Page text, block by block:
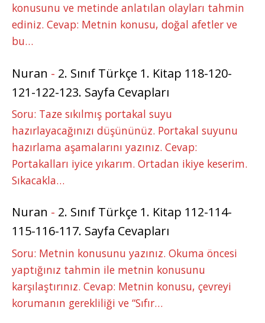
konusunu ve metinde anlatılan olayları tahmin
ediniz. Cevap: Metnin konusu, doğal afetler ve
bu…
Nuran - 2. Sınıf Türkçe 1. Kitap 118-120-
121-122-123. Sayfa Cevapları
Soru: Taze sıkılmış portakal suyu
hazırlayacağınızı düşününüz. Portakal suyunu
hazırlama aşamalarını yazınız. Cevap:
Portakalları iyice yıkarım. Ortadan ikiye keserim.
Sıkacakla…
Nuran - 2. Sınıf Türkçe 1. Kitap 112-114-
115-116-117. Sayfa Cevapları
Soru: Metnin konusunu yazınız. Okuma öncesi
yaptığınız tahmin ile metnin konusunu
karşılaştırınız. Cevap: Metnin konusu, çevreyi
korumanın gerekliliği ve “Sıfır…